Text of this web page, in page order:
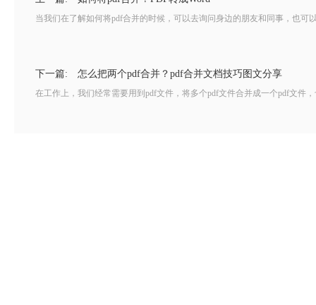
当我们在了解如何将pdf合并的时候，可以去询问身边的朋友和同事，也
下一篇: 怎么把两个pdf合并？pdf合并文档技巧图文分享
在工作上，我们经常需要用到pdf文件，将多个pdf文件合并成一个pdf文件